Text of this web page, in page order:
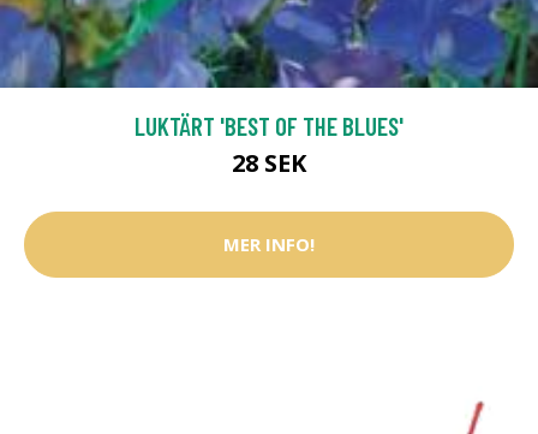
LUKTÄRT 'BEST OF THE BLUES'
28 SEK
MER INFO!